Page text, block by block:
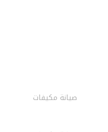
صيانة مكيفات